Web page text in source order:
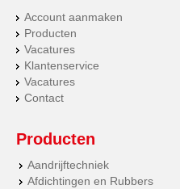
Account aanmaken
Producten
Vacatures
Klantenservice
Vacatures
Contact
Producten
Aandrijftechniek
Afdichtingen en Rubbers